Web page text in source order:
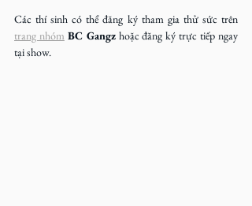
trang nhóm BC Gangz hoặc đăng ký trực tiếp ngay
tại show.